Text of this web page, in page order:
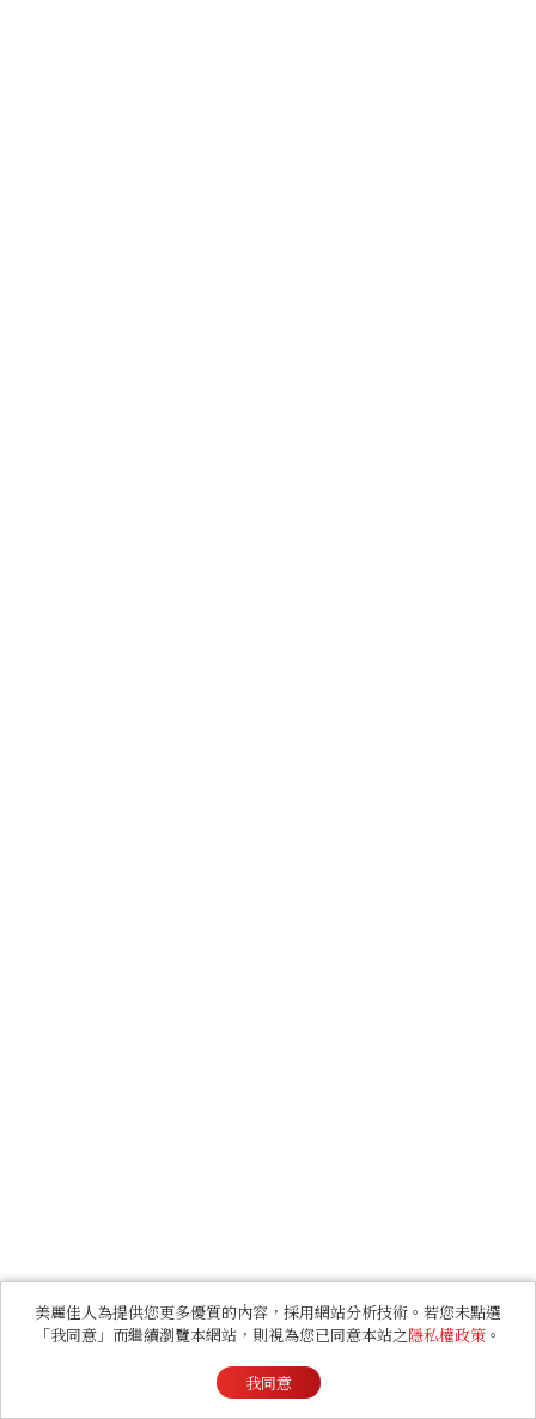
美麗佳人為提供您更多優質的內容，採用網站分析技術。若您未點選
「我同意」而繼續瀏覽本網站，則視為您已同意本站之隱私權政策 。
我同意